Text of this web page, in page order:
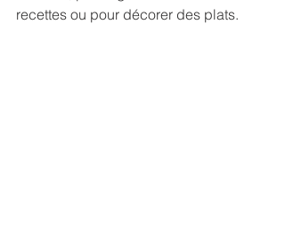
recettes ou pour décorer des plats.